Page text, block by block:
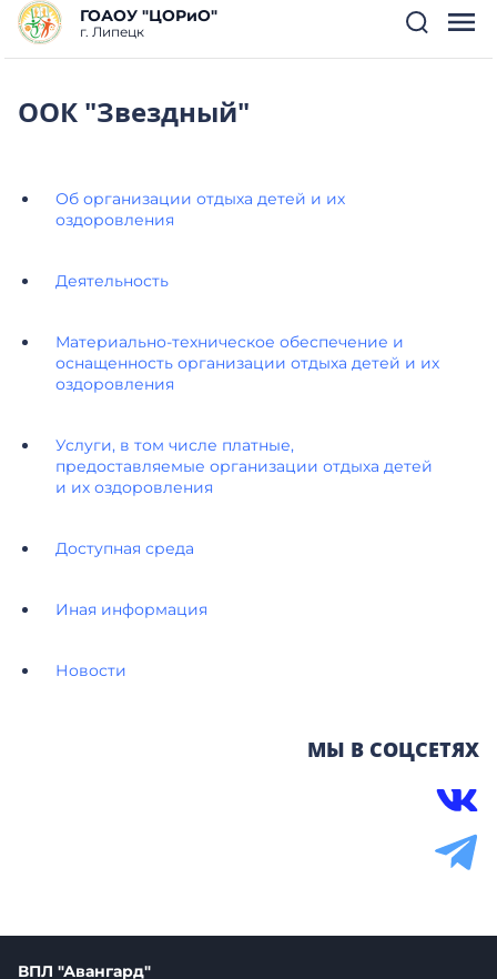
ГОАОУ "ЦОРиО"
г. Липецк
ООК "Звездный"
Об организации отдыха детей и их
оздоровления
Деятельность
Материально-техническое обеспечение и
оснащенность организации отдыха детей и их
оздоровления
Услуги, в том числе платные,
предоставляемые организации отдыха детей
и их оздоровления
Доступная среда
Иная информация
Новости
МЫ В СОЦСЕТЯХ
ВПЛ "Авангард"